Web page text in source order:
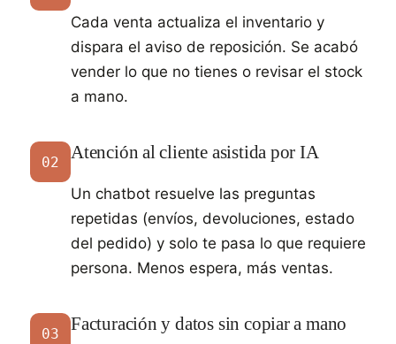
Cada venta actualiza el inventario y
dispara el aviso de reposición. Se acabó
vender lo que no tienes o revisar el stock
a mano.
02 Atención al cliente asistida por IA
Un chatbot resuelve las preguntas
repetidas (envíos, devoluciones, estado
del pedido) y solo te pasa lo que requiere
persona. Menos espera, más ventas.
03 Facturación y datos sin copiar a mano